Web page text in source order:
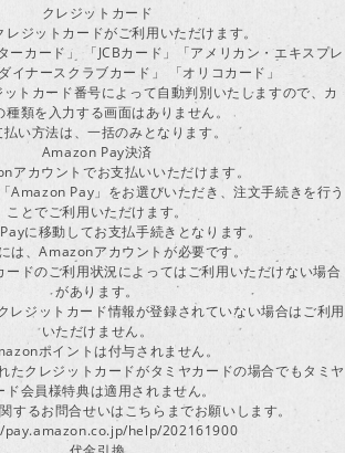
クレジットカード
レジットカードがご利用いただけます。
ーカード」 「JCBカード」「アメリカン・エキスプレ
イナースクラブカード」 「オリコカード」
トカード番号によって自動判別いたしますので、カ
種類を入力する画面はありません。
い方法は、一括のみとなります。
Amazon Pay決済
アカウントでお支払いいただけます。
Amazon Pay」をお選びいただき、注文手続きを行う
ことでご利用いただけます。
に移動してお支払手続きとなります。
は、Amazonアカウントが必要です。
ドのご利用状況によってはご利用いただけない場合
があります。
レジットカード情報が登録されていない場合はご利用
いただけません。
ポイントは付与されません。
たクレジットカードがタミヤカードの場合でもタミヤ
ド会員様特典は適用されません。
するお問合せいはこちらまでお願いします。
pay.amazon.co.jp/help/202161900